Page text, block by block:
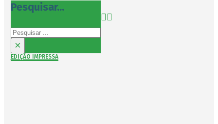
Pesquisar...
Pesquisar
×
EDIÇÃO IMPRESSA